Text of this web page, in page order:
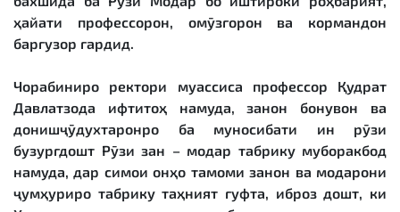
ҳайати профессорон, омӯзгорон ва кормандон
баргузор гардид.
Чорабиниро ректори муассиса профессор Қудрат
Давлатзода ифтитоҳ намуда, занон бонувон ва
донишҷӯдухтаронро ба муносибати ин рӯзи
бузургдошт Рӯзи зан – модар табрику муборакбод
намуда, дар симои онҳо тамоми занон ва модарони
ҷумҳуриро табрику таҳният гуфта, иброз дошт, ки